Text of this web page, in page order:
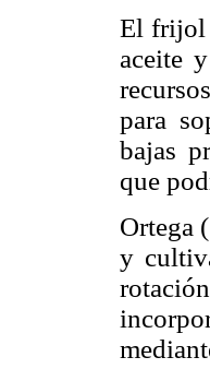
El frijol
aceite
para
bajas
que
Ortega
y